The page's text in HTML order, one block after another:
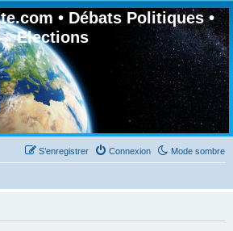
• Débats Politiques •
Elections
Mode sombre
Connexion
S’enregistrer